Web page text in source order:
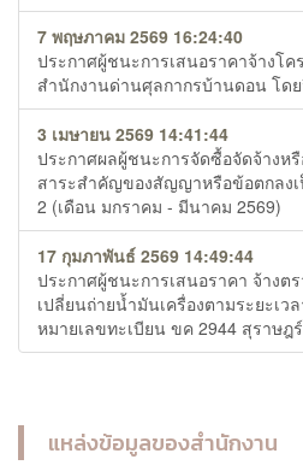
7 พฤษภาคม 2569 16:24:40
ประกาศผู้ชนะการเสนอราคาจ้างโค
สำนักงานด่านศุลกากรบ้านดอน โดย
3 เมษายน 2569 14:41:44
ประกาศผลผู้ชนะการจัดซื้อจัดจ้างห
สาระสำคัญของสัญญาหรือข้อตกลง
2 (เดือน มกราคม - มีนาคม 2569)
17 กุมภาพันธ์ 2569 14:49:44
ประกาศผู้ชนะการเสนอราคา จ้างต
เปลี่ยนถ่ายน้ำมันเครื่องตามระยะเว
หมายเลขทะเบียน ขค 2944 สุราษฎ
แหล่งข้อมูลของสำนักงาน